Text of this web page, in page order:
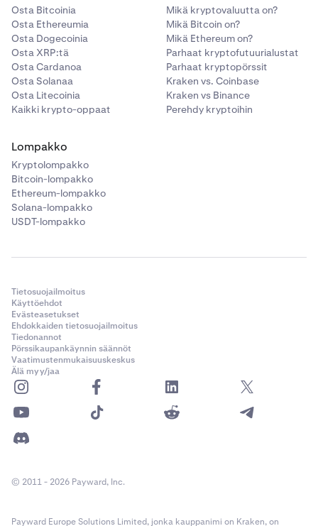
Osta Bitcoinia
Osta Ethereumia
Osta Dogecoinia
Osta XRP:tä
Osta Cardanoa
Osta Solanaa
Osta Litecoinia
Kaikki krypto-oppaat
Mikä kryptovaluutta on?
Mikä Bitcoin on?
Mikä Ethereum on?
Parhaat kryptofutuurialustat
Parhaat kryptopörssit
Kraken vs. Coinbase
Kraken vs Binance
Perehdy kryptoihin
Lompakko
Kryptolompakko
Bitcoin-lompakko
Ethereum-lompakko
Solana-lompakko
USDT-lompakko
Tietosuojailmoitus
Käyttöehdot
Evästeasetukset
Ehdokkaiden tietosuojailmoitus
Tiedonannot
Pörssikaupankäynnin säännöt
Vaatimustenmukaisuuskeskus
Älä myy/jaa
© 2011 - 2026 Payward, Inc.
Payward Europe Solutions Limited, jonka kauppanimi on Kraken, on